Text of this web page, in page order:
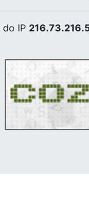
do IP